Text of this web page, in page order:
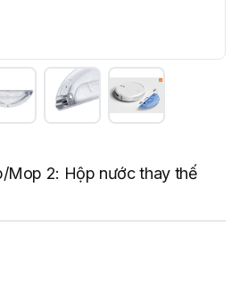
Mop 2: Hộp nước thay thế